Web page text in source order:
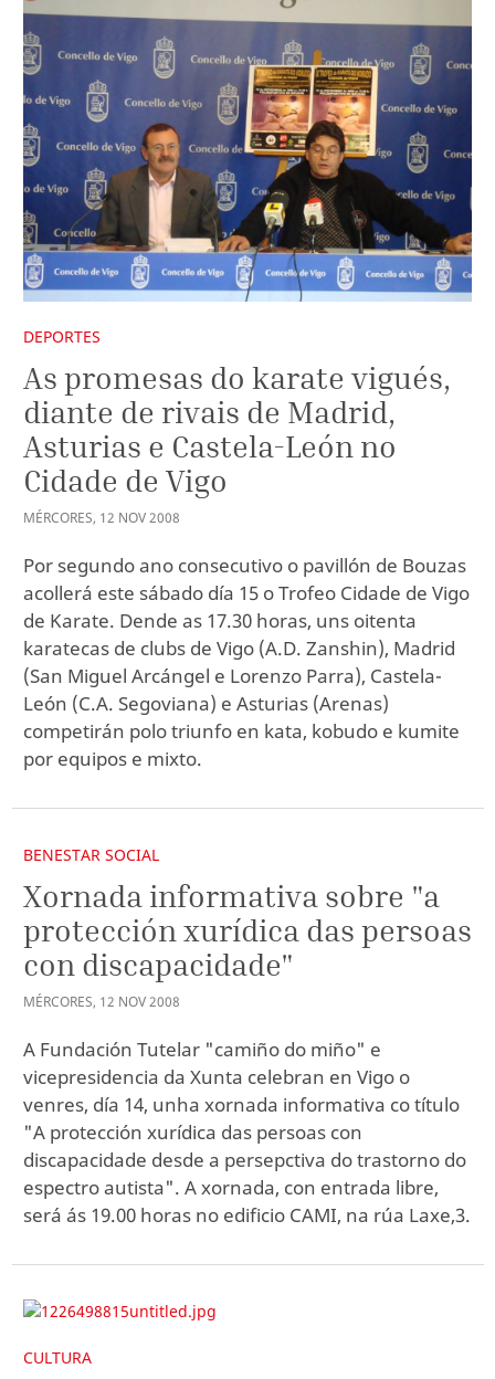
DEPORTES
As promesas do karate vigués,
diante de rivais de Madrid,
Asturias e Castela-León no
Cidade de Vigo
MÉRCORES, 12 NOV2008
Por segundo ano consecutivo o pavillón de Bouzas
acollerá este sábado día 15 o Trofeo Cidade de Vigo
de Karate. Dende as 17.30 horas, uns oitenta
karatecas de clubs de Vigo (A.D. Zanshin), Madrid
(San Miguel Arcángel e Lorenzo Parra), Castela-
León (C.A. Segoviana) e Asturias (Arenas)
competirán polo triunfo en kata, kobudo e kumite
por equipos e mixto.
BENESTAR SOCIAL
Xornada informativa sobre "a
protección xurídica das persoas
con discapacidade"
MÉRCORES, 12 NOV2008
A Fundación Tutelar "camiño do miño" e
vicepresidencia da Xunta celebran en Vigo o
venres, día 14, unha xornada informativa co título
"A protección xurídica das persoas con
discapacidade desde a persepctiva do trastorno do
espectro autista". A xornada, con entrada libre,
será ás 19.00 horas no edificio CAMI, na rúa Laxe,3.
CULTURA